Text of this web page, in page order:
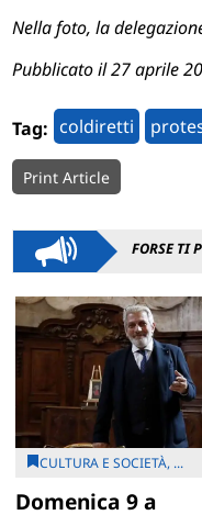
Nella foto, la
Pubblicato il 27 aprile
Tag: coldiretti
Print Article
FORSE TI
CULTURA E SOCIETÀ, ...
Domenica 9 a